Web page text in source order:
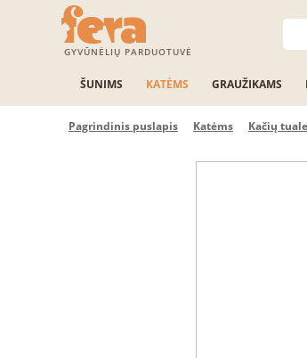
GYVŪNĖLIŲ PARDUOTUVĖ
ŠUNIMS KATĖMS GRAUŽIKAMS
Pagrindinis puslapis Katėms Kačių